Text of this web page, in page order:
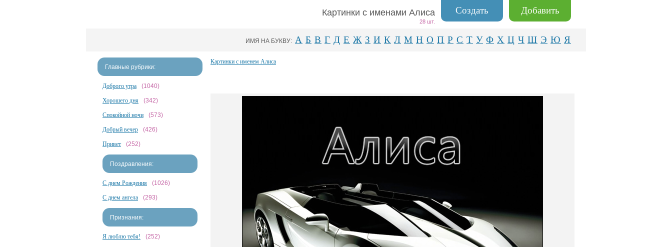
Добавить
Создать
Картинки с именами Алиса
28 шт.
ИМЯ НА БУКВУ: А Б В Г Д Е Ж З И К Л М Н О П Р С Т У Ф Х Ц Ч Ш Э Ю Я
Главные рубрики:
Доброго утра (1040)
Хорошего дня (342)
Спокойной ночи (573)
Добрый вечер (426)
Привет (252)
Поздравления:
С днем Рождения (1026)
С днем ангела (293)
Признания:
Я люблю тебя! (252)
Картинки с именем Алиса